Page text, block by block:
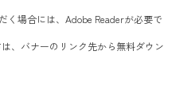
く場合には、Adobe Readerが必要で
、バナーのリンク先から無料ダウン